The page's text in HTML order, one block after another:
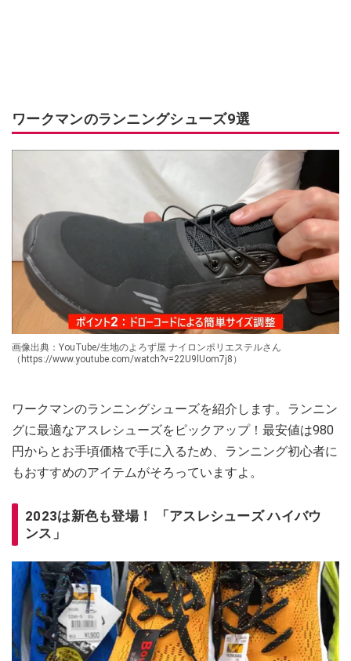
ワークマンのランニングシューズ9選
画像出典：YouTube/生地のよろず屋 ナイロンポリエステルさん
（https://www.youtube.com/watch?v=22U9lUom7j8）
ワークマンのランニングシューズを紹介します。ランニン
グに最適なアスレシューズをピックアップ！最安値は980
円からとお手頃価格で手に入るため、ランニング初心者に
もおすすめのアイテムがそろっていますよ。
2023は新色も登場！ 「アスレシューズ ハイバウ
ンス」